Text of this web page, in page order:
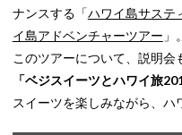
ナンスする「ハワイ島サステ
イ島アドベンチャーツアー 」。
このツアーについて、説明会
「ベジスイーツとハワイ旅
スイーツを楽しみながら、ハ